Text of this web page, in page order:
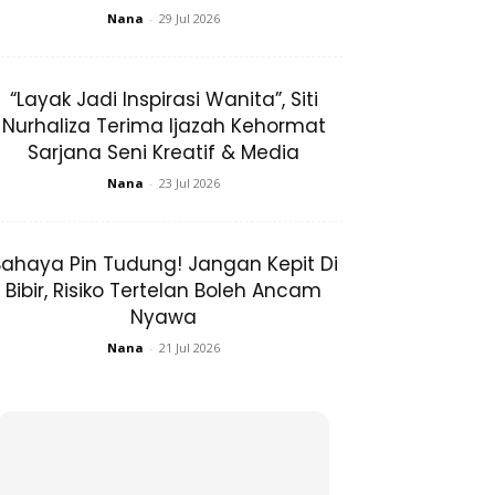
Nana - 29 Jul 2026
“Layak Jadi Inspirasi Wanita”, Siti
Nurhaliza Terima Ijazah Kehormat
Sarjana Seni Kreatif & Media
Nana - 23 Jul 2026
Pin Tudung! Jangan Kepit Di
Bibir, Risiko Tertelan Boleh Ancam
Nyawa
Nana - 21 Jul 2026